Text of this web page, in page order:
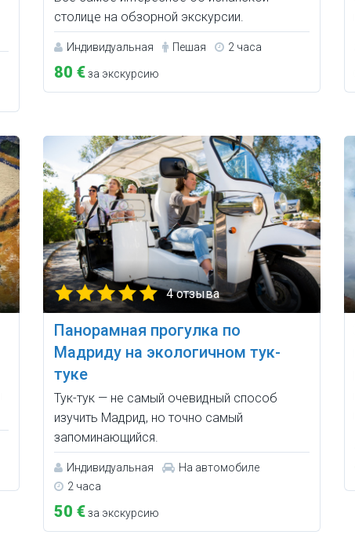
столице на обзорной экскурсии.
Индивидуальная Пешая 2 часа
80 €за экскурсию
4 отзыва
Панорамная прогулка по
Мадриду на экологичном тук-
туке
Тук-тук — не самый очевидный способ
изучить Мадрид, но точно самый
запоминающийся.
Индивидуальная
На автомобиле
2 часа
50 €за экскурсию